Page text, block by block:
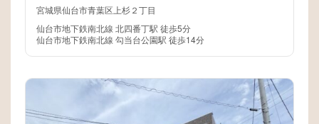
宮城県仙台市青葉区上杉２丁目
仙台市地下鉄南北線 北四番丁駅 徒歩5分
仙台市地下鉄南北線 勾当台公園駅 徒歩14分